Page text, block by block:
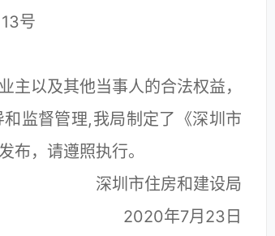
号
以及其他当事人的合法权益，
监督管理,我局制定了《深圳市
布，请遵照执行。
深圳市住房和建设局
2020年7月23日